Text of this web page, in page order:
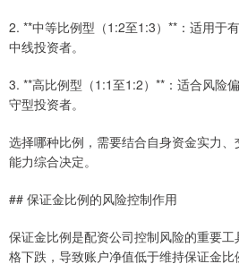
2. **中等比例型（1:2至1:3）**：适用于
中线投资者。
3. **高比例型（1:1至1:2）**：适合风险
守型投资者。
选择哪种比例，需要结合自身资金实力
能力综合决定。
## 保证金比例的风险控制作用
保证金比例是配资公司控制风险的重要
格下跌，导致账户净值低于维持保证金